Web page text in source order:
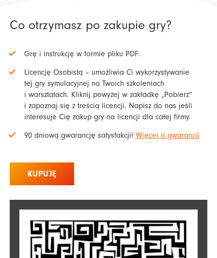
Co otrzymasz po zakupie gry?
Grę i instrukcję w formie pliku PDF.
Licencję Osobistą – umożliwia Ci wykorzystywanie
tej gry symulacyjnej na Twoich szkoleniach
i warsztatach. Kliknij powyżej w zakładkę „Pobierz”
i zapoznaj się z treścią licencji. Napisz do nas jeśli
interesuje Cię zakup gry na licencji dla całej firmy.
90 dniową gwarancję satysfakcji! Więcej o gwarancji
KUPUJĘ